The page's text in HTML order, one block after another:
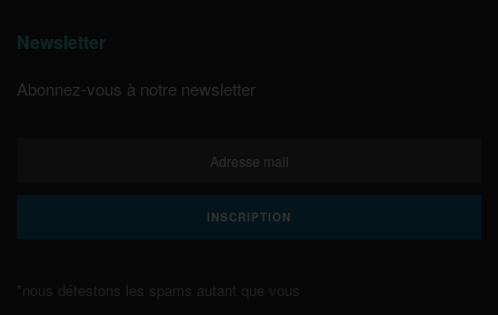
Newsletter
Abonnez-vous à notre newsletter
*nous détestons les spams autant que vous